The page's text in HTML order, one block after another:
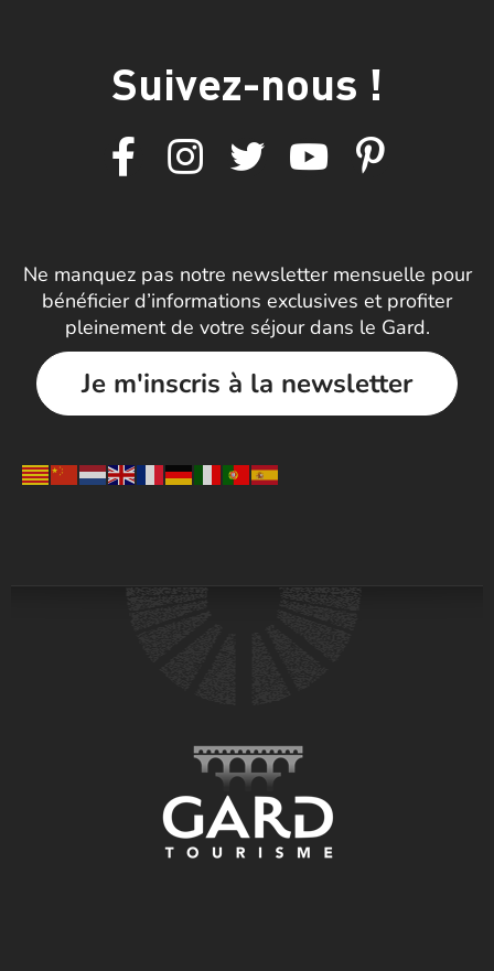
Suivez-nous !
Ne manquez pas notre newsletter mensuelle pour
bénéficier d’informations exclusives et profiter
pleinement de votre séjour dans le Gard.
Je m'inscris à la newsletter